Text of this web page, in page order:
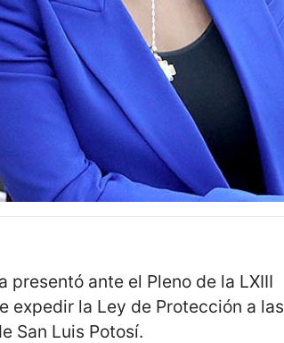
ante el Pleno de la LXIII
expedir la Ley de Protección a las
San Luis Potosí.